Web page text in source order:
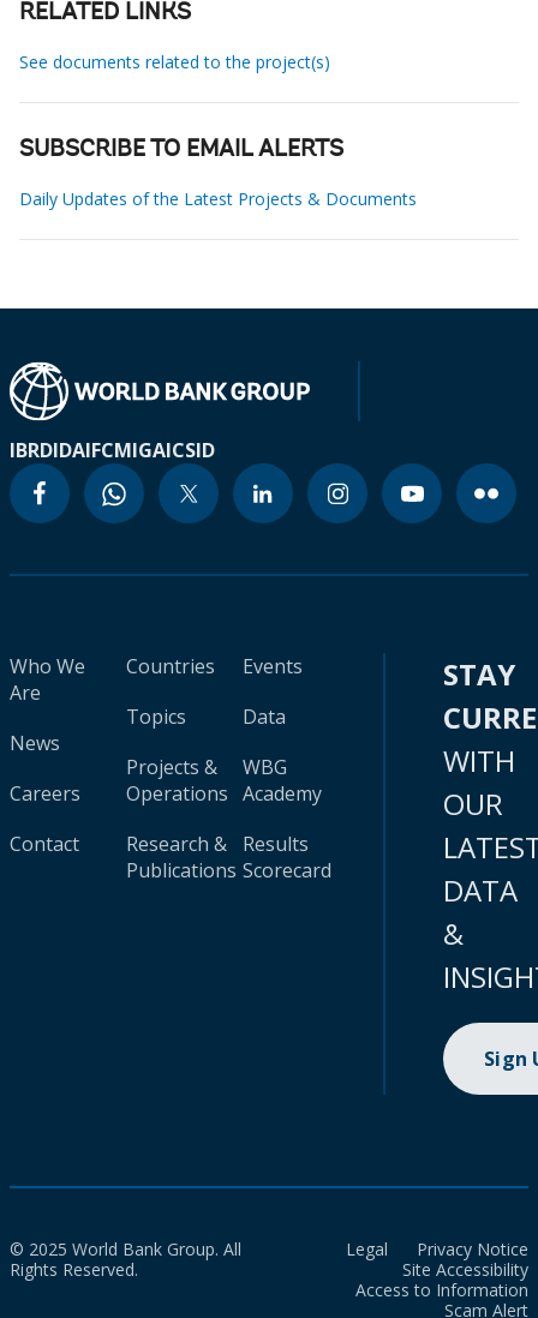
RELATED LINKS
See documents related to the project(s)
SUBSCRIBE TO EMAIL ALERTS
Daily Updates of the Latest Projects & Documents
IBRDIDAIFCMIGAICSID
Who We
Are
News
Careers
Contact
Countries
Topics
Projects &
Operations
Research &
Publications
Events
Data
WBG
Academy
Results
Scorecard
STAY
WITH
OUR
DATA
&
Sign
© 2025 World Bank Group. All
Rights Reserved.
Legal
Privacy Notice
Site Accessibility
Access to Information
Scam Alert